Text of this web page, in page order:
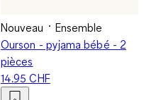
Nouveau
Ensemble
Ourson - pyjama bébé - 2
pièces
14.95 CHF